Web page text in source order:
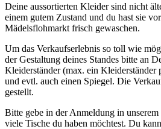
Deine aussortierten Kleider sind nicht
einem gutem Zustand und du hast sie
Mädelsflohmarkt frisch gewaschen.
Um das Verkaufserlebnis so toll wie
der Gestaltung deines Standes bitte an
Kleiderständer (max. ein Kleiderständer
und evtl. auch einen Spiegel. Die
gestellt.
Bitte gebe in der Anmeldung in
viele Tische du haben möchtest. Du